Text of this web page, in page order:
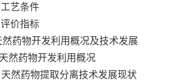
艺条件
价指标
然药物开发利用概况及技术发展
然药物开发利用概况
然药物提取分离技术发展现状